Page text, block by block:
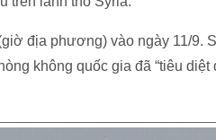
địa phương) vào ngày 11/9.
không quốc gia đã “tiêu